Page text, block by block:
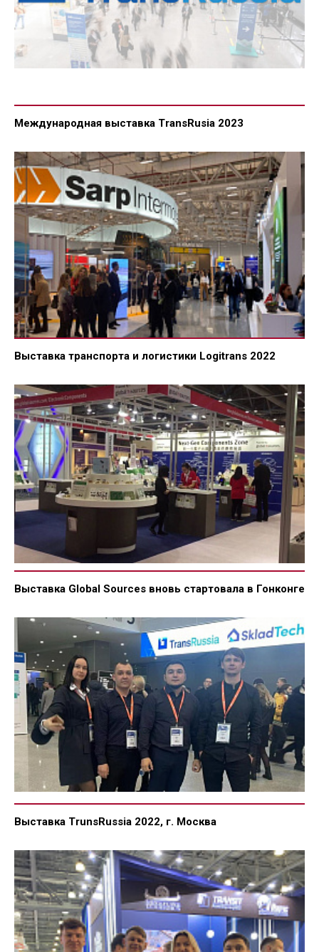
Международная выставка TransRusia 2023
Выставка транспорта и логистики Logitrans 2022
Выставка Global Sources вновь стартовала в Гонконге
Выставка TrunsRussia 2022, г. Москва